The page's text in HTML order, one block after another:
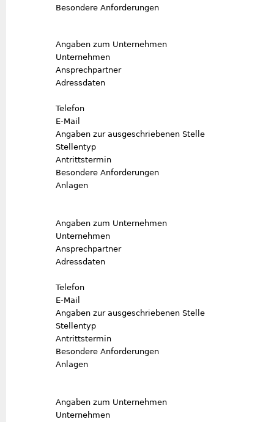
Besondere Anforderungen
Angaben zum Unternehmen
Unternehmen
Ansprechpartner
Adressdaten
Telefon
E-Mail
Angaben zur ausgeschriebenen Stelle
Stellentyp
Antrittstermin
Besondere Anforderungen
Anlagen
Angaben zum Unternehmen
Unternehmen
Ansprechpartner
Adressdaten
Telefon
E-Mail
Angaben zur ausgeschriebenen Stelle
Stellentyp
Antrittstermin
Besondere Anforderungen
Anlagen
Angaben zum Unternehmen
Unternehmen